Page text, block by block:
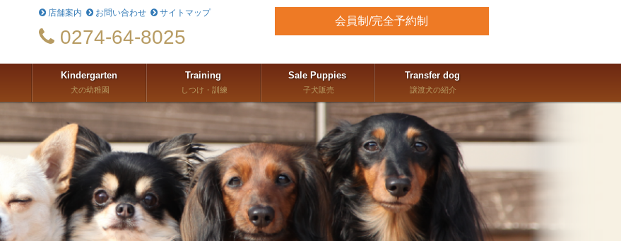
店舗案内 お問い合わせ サイトマップ
0274-64-8025
会員制/完全予約制
Kindergarten
犬の幼稚園
Training
しつけ・訓練
Sale Puppies
子犬販売
Transfer dog
譲渡犬の紹介